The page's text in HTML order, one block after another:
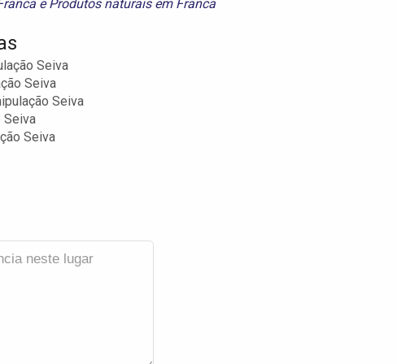
eProdutos naturais em Franca
Seiva
Seiva
Seiva
Seiva
Seiva